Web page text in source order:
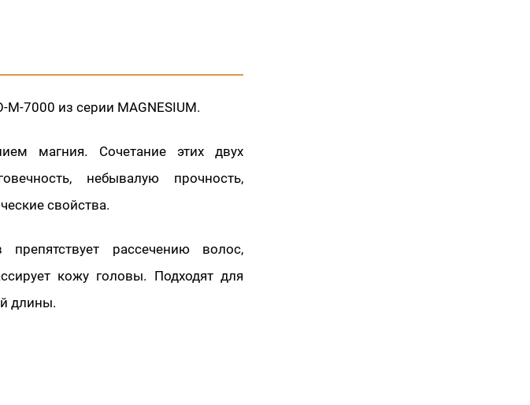
M-7000 из серии MAGNESIUM.
магния. Сочетание этих двух
небывалую прочность,
свойства.
препятствует рассечению волос,
кожу головы. Подходят для
длины.